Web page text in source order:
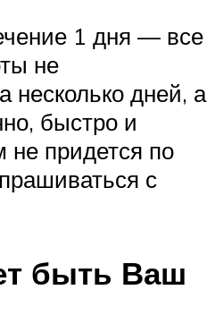
1 дня — все
не
несколько дней, а
быстро и
не придется по
с
быть Ваш